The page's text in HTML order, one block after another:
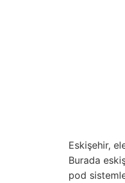
Eskişehir,
Burada
pod